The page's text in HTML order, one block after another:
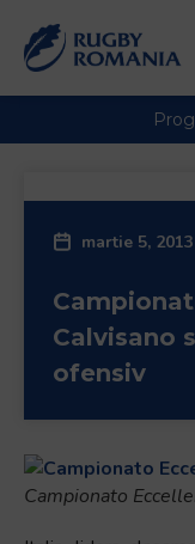
martie 5, 2013
Calvisano
ofensiv
Campionato